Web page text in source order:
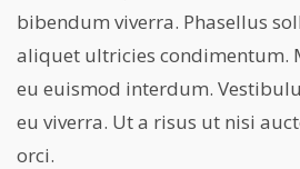
bibendum viverra. Phasellus
aliquet ultricies condimentum.
eu euismod interdum.
eu viverra. Ut a risus ut nisi
orci.